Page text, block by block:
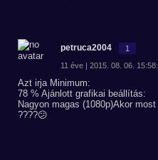
petruca2004 1
11 éve | 2015. 08. 06.
Azt irja Minimum:
78 % Ajánlott grafikai beállítás:
Nagyon magas (1080p)Akor
????😕